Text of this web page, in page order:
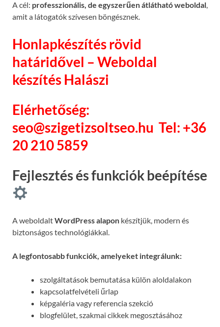
A cél: professzionális, de egyszerűen átlátható weboldal,
amit a látogatók szívesen böngésznek.
Honlapkészítés rövid
határidővel – Weboldal
készítés Halászi
Elérhetőség:
seo@szigetizsoltseo.hu Tel: +36
20 210 5859
Fejlesztés és funkciók beépítése
A weboldaltWordPress alapon készítjük, modern és
biztonságos technológiákkal.
A legfontosabb funkciók, amelyeket integrálunk:
szolgáltatások bemutatása külön aloldalakon
kapcsolatfelvételi űrlap
képgaléria vagy referencia szekció
blogfelület, szakmai cikkek megosztásához